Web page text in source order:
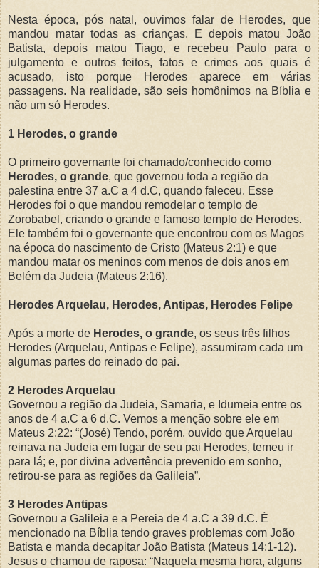
Nesta época, pós natal, ouvimos falar de Herodes, que
mandou matar todas as crianças. E depois matou João
Batista, depois matou Tiago, e recebeu Paulo para o
julgamento e outros feitos, fatos e crimes aos quais é
acusado, isto porque Herodes aparece em várias
passagens. Na realidade, são seis homônimos na Bíblia e
não um só Herodes.
1 Herodes, o grande
O primeiro governante foi chamado/conhecido como
Herodes, o grande, que governou toda a região da
palestina entre 37 a.C a 4 d.C, quando faleceu. Esse
Herodes foi o que mandou remodelar o templo de
Zorobabel, criando o grande e famoso templo de Herodes.
Ele também foi o governante que encontrou com os Magos
na época do nascimento de Cristo (Mateus 2:1) e que
mandou matar os meninos com menos de dois anos em
Belém da Judeia (Mateus 2:16).
Herodes Arquelau, Herodes, Antipas, Herodes Felipe
Após a morte de Herodes, o grande, os seus três filhos
Herodes (Arquelau, Antipas e Felipe), assumiram cada um
algumas partes do reinado do pai.
2 Herodes Arquelau
Governou a região da Judeia, Samaria, e Idumeia entre os
anos de 4 a.C a 6 d.C. Vemos a menção sobre ele em
Mateus 2:22: “(José) Tendo, porém, ouvido que Arquelau
reinava na Judeia em lugar de seu pai Herodes, temeu ir
para lá; e, por divina advertência prevenido em sonho,
retirou-se para as regiões da Galileia”.
3 Herodes Antipas
Governou a Galileia e a Pereia de 4 a.C a 39 d.C. É
mencionado na Bíblia tendo graves problemas com João
Batista e manda decapitar João Batista (Mateus 14:1-12).
Jesus o chamou de raposa: “Naquela mesma hora, alguns